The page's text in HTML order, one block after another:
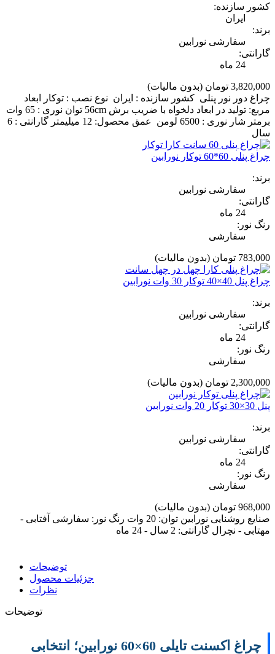
کشور سازنده:
ایران
برند:
سفارشی نورابین
گارانتی:
24 ماه
3,820,000 تومان
(بدون مالیات)
چراغ دور نور پنلی کشور سازنده : ایران نوع نصب : توکار ابعاد
مربع: تولید در ابعاد دلخواه با ضریب برش 56cm توان نوری : 65 وات
برمتر شار نوری : 6500 لومن عمق محصول: 12 میلیمتر گارانتی : 6
سال
چراغ پنلی 60*60 توکار نورابین
برند:
سفارشی نورابین
گارانتی:
24 ماه
رنگ نور:
سفارشی
783,000 تومان (بدون مالیات)
چراغ پنل 40×40 توکار 30 وات نورابین
برند:
سفارشی نورابین
گارانتی:
24 ماه
رنگ نور:
سفارشی
2,300,000 تومان (بدون مالیات)
پنل 30×30 توکار 20 وات نورابین
برند:
سفارشی نورابین
گارانتی:
24 ماه
رنگ نور:
سفارشی
968,000 تومان
(بدون مالیات)
صنایع روشنایی نورابین توان: 20 وات رنگ نور: سفارشی آفتابی -
مهتابی - نچرال گارانتی: 2 سال - 24 ماه
توضیحات
جزئیات محصول
نظرات
توضیحات
چراغ اکسنت تایلی 60×60 نورابین؛ انتخابی